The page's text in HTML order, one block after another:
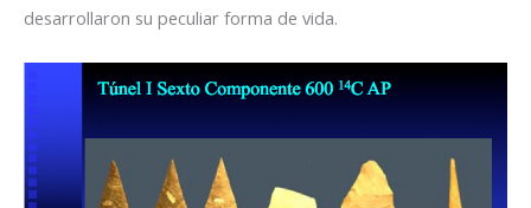
desarrollaron su peculiar forma de vida.